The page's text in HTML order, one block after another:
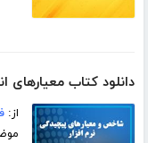
دانلود کتاب معیارهای
از: